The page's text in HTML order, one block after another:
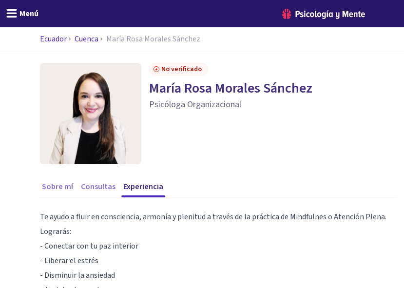
Menú
Ecuador Cuenca María Rosa Morales Sánchez
No verificado
María Rosa Morales Sánchez
Psicóloga Organizacional
Sobre mí Consultas Experiencia
Te ayudo a fluir en consciencia, armonía y plenitud a través de la práctica de Mindfulnes o Atención Plena.
Lograrás:
- Conectar con tu paz interior
- Liberar el estrés
- Disminuir la ansiedad